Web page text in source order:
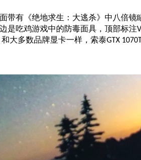
带有《绝地求生：大逃杀》中八倍
是吃鸡游戏中的防毒面具，顶部标注
大多数品牌显卡一样，索泰GTX